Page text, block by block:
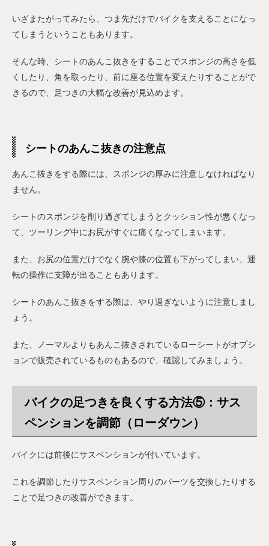
いざまたがってみたら、つま先だけでバイクを支えることになっ
てしまうということもあります。
そんな時、シートのあんこ抜きをすることでスポンジの高さを低
くしたり、角を取ったり、前に座る位置を変えたりすることがで
きるので、足つきの大幅な改善が見込めます。
シートのあんこ抜きの注意点
あんこ抜きをする際には、スポンジの厚みに注意しなければなり
ません。
シートのスポンジを削り過ぎてしまうとクッション性が悪くなっ
て、ツーリング中にお尻がすぐに痛くなってしまいます。
また、お尻の位置だけでなく腕や膝の位置も下がってしまい、運
転の操作に支障が出ることもあります。
シートのあんこ抜きをする際は、やり過ぎないように注意しまし
ょう。
また、ノーマルよりもあんこ抜きされているローシートがオプシ
ョンで販売されているものもあるので、確認してみましょう。
バイクの足つきを良くする方法⑤：サス
ペンションを調節（ローダウン）
バイクには前後にサスペンションが付いています。
これを調節したりサスペンション周りのパーツを交換したりする
ことで足つきの改善ができます。